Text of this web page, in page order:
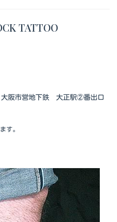
TATTOO
阪市営地下鉄 大正駅②番出口
す。